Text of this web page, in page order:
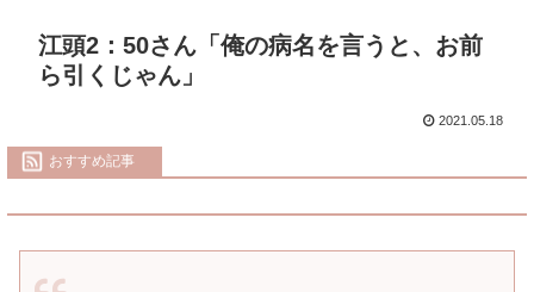
江頭2：50さん「俺の病名を言うと、お前
ら引くじゃん」
2021.05.18
おすすめ記事